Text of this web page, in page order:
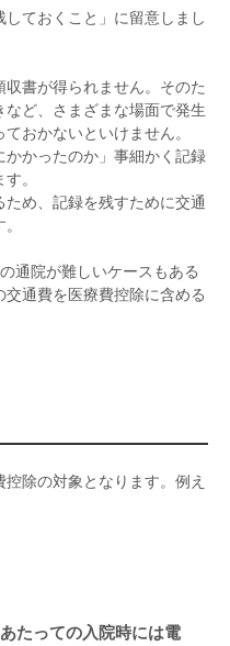
ておくこと」に留意しまし
書が得られません。そのた
ど、さまざまな場面で発生
おかないといけません。
かかったのか」事細かく記録
。
め、記録を残すために交通
通院が難しいケースもある
通費を医療費控除に含める
除の対象となります。例え
たっての入院時には電